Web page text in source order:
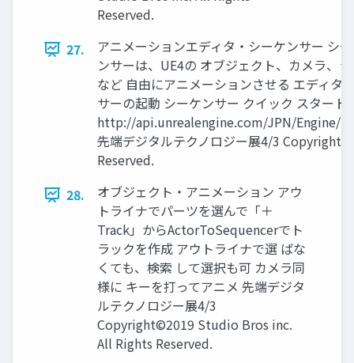
Reserved.
27.
アニメーションエディタ・シーケンサー シ
ンサーは、UE4の オブジェクト、カメラ、
など 自由にアニメーションさせる エディタ
サーの起動 シーケンサー クイック スタート
http://api.unrealengine.com/JPN/Engine/
先端デジタルテクノロジー展4/3
Reserved.
28.
オブジェクト・アニメーション アウ
トライナでパーツを選んで「＋
Track」からActorToSequencerでト
ラックを作成 アウトライナで選 ばな
くても、検索 して選択も可 カメラ同
様に キーを打ってアニメ 先端デジタ
ルテクノロジー展4/3
Copyright©2019 Studio Bros inc.
All Rights Reserved.